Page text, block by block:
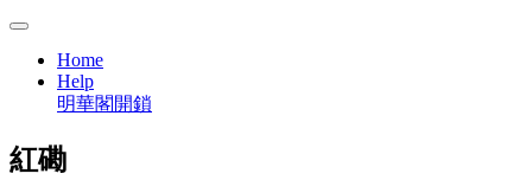
Home
Help
明華閣開鎖
紅磡